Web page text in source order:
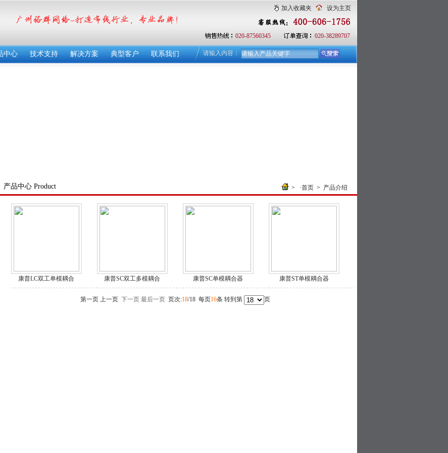
加入收藏夹 设为主页
020-87560345 020-38289707
中心 技术支持 解决方案 典型客户 联系我们 请输入内容：
产品中心 Product > ·首页> 产品介绍
康普LC双工单模耦合 康普SC双工多模耦合 康普SC单模耦合器 康普ST单模耦合器
第一页 上一页 下一页 最后一页页次:18/18 每页16条 转到第 页